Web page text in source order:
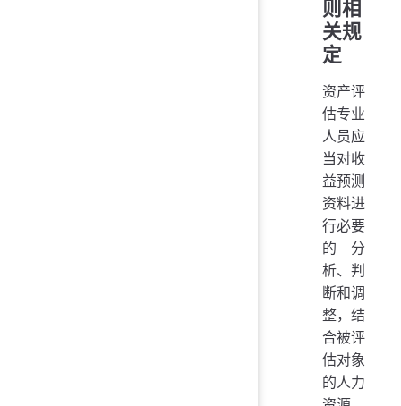
则相
关规
定
资产评
估专业
人员应
当对收
益预测
资料进
行必要
的分
析、判
断和调
整，结
合被评
估对象
的人力